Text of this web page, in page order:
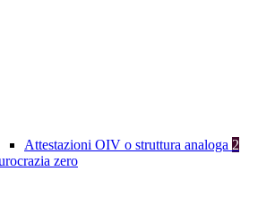
Attestazioni OIV o struttura analoga 2
zero